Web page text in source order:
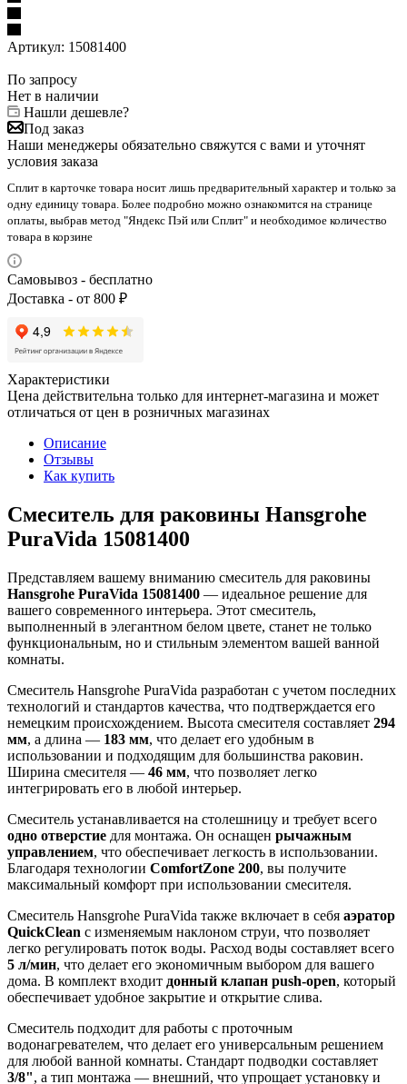
Артикул: 15081400
По запросу
Нет в наличии
Нашли дешевле?
Под заказ
Наши менеджеры обязательно свяжутся с вами и уточнят
условия заказа
Сплит в карточке товара носит лишь предварительный характер и только за
одну единицу товара. Более подробно можно ознакомится на странице
оплаты, выбрав метод "Яндекс Пэй или Сплит" и необходимое количество
товара в корзине
Самовывоз - бесплатно
Доставка - от 800 ₽
Характеристики
Цена действительна только для интернет-магазина и может
отличаться от цен в розничных магазинах
Описание
Отзывы
Как купить
Смеситель для раковины Hansgrohe
PuraVida 15081400
Представляем вашему вниманию смеситель для раковины
Hansgrohe PuraVida 15081400 — идеальное решение для
вашего современного интерьера. Этот смеситель,
выполненный в элегантном белом цвете, станет не только
функциональным, но и стильным элементом вашей ванной
комнаты.
Смеситель Hansgrohe PuraVida разработан с учетом последних
технологий и стандартов качества, что подтверждается его
немецким происхождением. Высота смесителя составляет 294
мм, а длина — 183 мм, что делает его удобным в
использовании и подходящим для большинства раковин.
Ширина смесителя — 46 мм, что позволяет легко
интегрировать его в любой интерьер.
Смеситель устанавливается на столешницу и требует всего
одно отверстие для монтажа. Он оснащен рычажным
управлением, что обеспечивает легкость в использовании.
Благодаря технологии ComfortZone 200, вы получите
максимальный комфорт при использовании смесителя.
Смеситель Hansgrohe PuraVida также включает в себя аэратор
QuickClean с изменяемым наклоном струи, что позволяет
легко регулировать поток воды. Расход воды составляет всего
5 л/мин, что делает его экономичным выбором для вашего
дома. В комплект входит донный клапан push-open, который
обеспечивает удобное закрытие и открытие слива.
Смеситель подходит для работы с проточным
водонагревателем, что делает его универсальным решением
для любой ванной комнаты. Стандарт подводки составляет
3/8", а тип монтажа — внешний, что упрощает установку и